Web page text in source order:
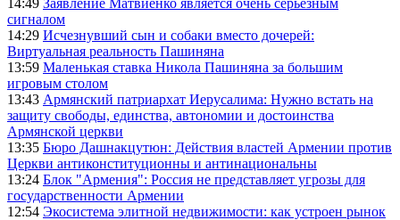
14:49 Заявление Матвиенко является очень серьезным
сигналом
14:29 Исчезнувший сын и собаки вместо дочерей:
Виртуальная реальность Пашиняна
13:59 Маленькая ставка Никола Пашиняна за большим
игровым столом
13:43 Армянский патриархат Иерусалима: Нужно встать на
защиту свободы, единства, автономии и достоинства
Армянской церкви
13:35 Бюро Дашнакцутюн: Действия властей Армении против
Церкви антиконституционны и антинациональны
13:24 Блок "Армения": Россия не представляет угрозы для
государственности Армении
12:54 Экосистема элитной недвижимости: как устроен рынок